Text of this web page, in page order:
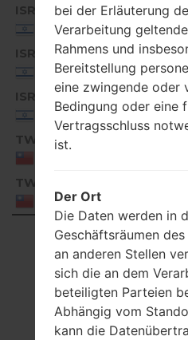
ISR
Israel
ISR
Israel
ISR
Israel
TWN
TWN
Taiwan
Showing 1 to
Previous
bei der Erläuterung
Verarbeitung
Rahmens und
Bereitstellung
eine zwingende oder
Bedingung oder eine
Vertragsschluss
ist.
Der Ort
Die Daten werden in
Geschäftsräumen
an anderen Stellen
sich die an dem
beteiligten Parteien
Abhängig vom
kann die